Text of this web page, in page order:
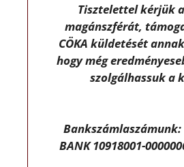
Tisztelettel kérjük
magánszférát,
CÖKA küldetését
hogy még
szolgálhassuk a
Bankszámlaszámunk:
BANK 10918001-